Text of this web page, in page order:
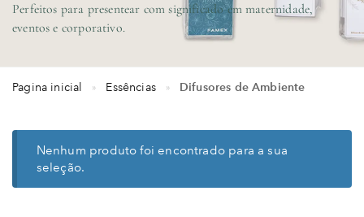
Perfeitos para presentear com significado em maternidade,
eventos e corporativo.
Pagina inicial » Essências » Difusores de Ambiente
Nenhum produto foi encontrado para a sua
seleção.